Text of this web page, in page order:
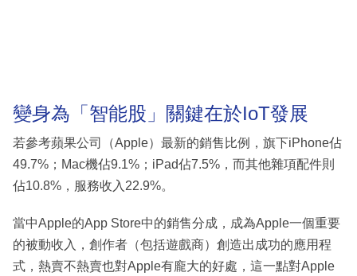
變身為「智能股」關鍵在於IoT發展
若參考蘋果公司（Apple）最新的銷售比例，旗下iPhone佔
49.7%；Mac機佔9.1%；iPad佔7.5%，而其他雜項配件則
佔10.8%，服務收入22.9%。
當中Apple的App Store中的銷售分成，成為Apple一個重要
的被動收入，創作者（包括遊戲商）創造出成功的應用程
式，熱賣不熱賣也對Apple有龐大的好處，這一點對Apple